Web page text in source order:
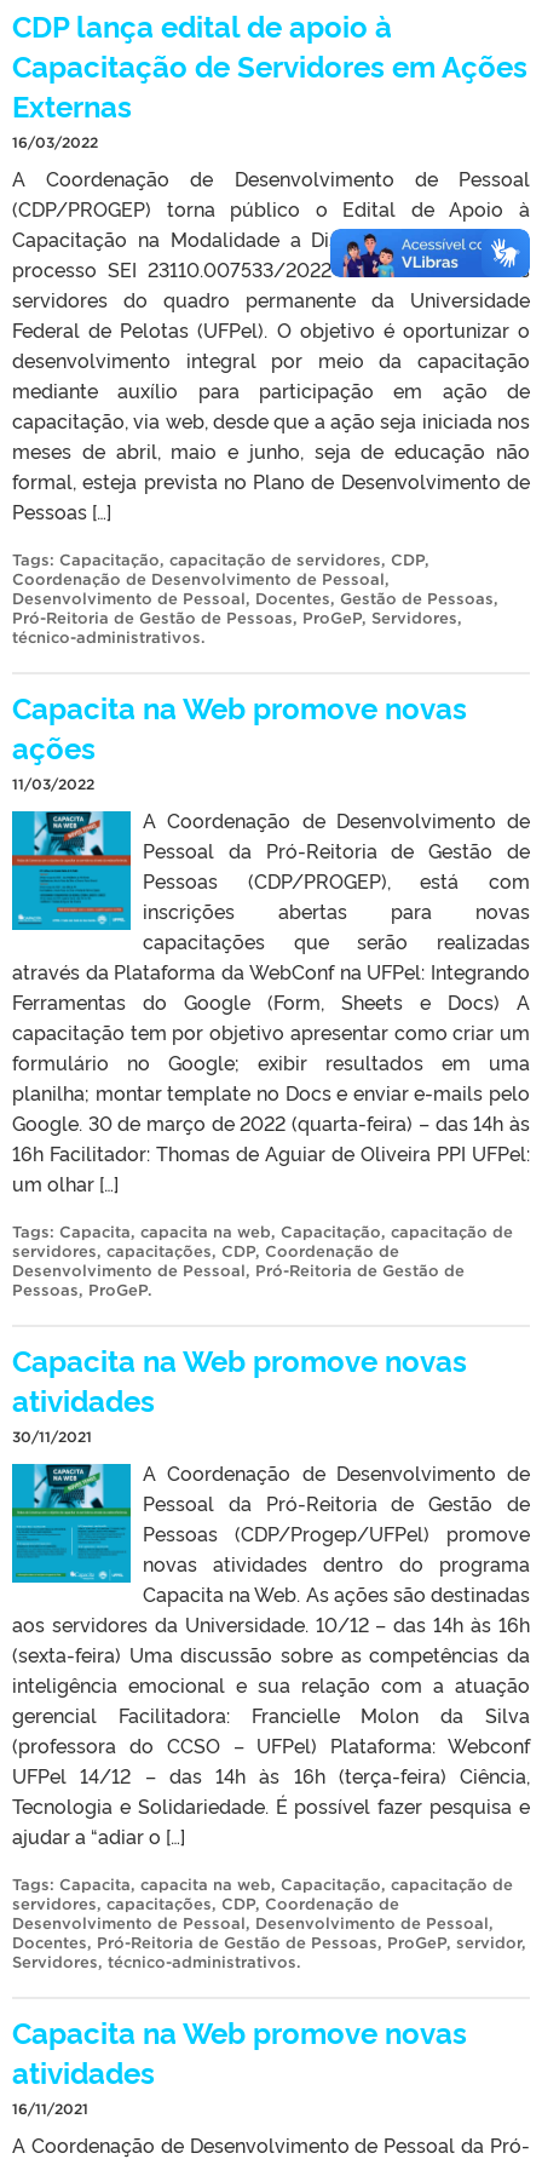
CDP lança edital de apoio à
Capacitação de Servidores em Ações
Externas
16/03/2022
A Coordenação de Desenvolvimento de Pessoal
(CDP/PROGEP) torna público o Edital de Apoio à
Capacitação na Modalidade a Distância – através do
processo SEI 23110.007533/2022-94 – destinado aos
servidores do quadro permanente da Universidade
Federal de Pelotas (UFPel). O objetivo é oportunizar o
desenvolvimento integral por meio da capacitação
mediante auxílio para participação em ação de
capacitação, via web, desde que a ação seja iniciada nos
meses de abril, maio e junho, seja de educação não
formal, esteja prevista no Plano de Desenvolvimento de
Pessoas […]
Tags: Capacitação, capacitação de servidores, CDP,
Coordenação de Desenvolvimento de Pessoal,
Desenvolvimento de Pessoal, Docentes, Gestão de Pessoas,
Pró-Reitoria de Gestão de Pessoas, ProGeP, Servidores,
técnico-administrativos.
Capacita na Web promove novas
ações
11/03/2022
A Coordenação de Desenvolvimento de
Pessoal da Pró-Reitoria de Gestão de
Pessoas (CDP/PROGEP), está com
inscrições abertas para novas
capacitações que serão realizadas
através da Plataforma da WebConf na UFPel: Integrando
Ferramentas do Google (Form, Sheets e Docs) A
capacitação tem por objetivo apresentar como criar um
formulário no Google; exibir resultados em uma
planilha; montar template no Docs e enviar e-mails pelo
Google. 30 de março de 2022 (quarta-feira) – das 14h às
16h Facilitador: Thomas de Aguiar de Oliveira PPI UFPel:
um olhar […]
Tags: Capacita, capacita na web, Capacitação, capacitação de
servidores, capacitações, CDP, Coordenação de
Desenvolvimento de Pessoal, Pró-Reitoria de Gestão de
Pessoas, ProGeP.
Capacita na Web promove novas
atividades
30/11/2021
A Coordenação de Desenvolvimento de
Pessoal da Pró-Reitoria de Gestão de
Pessoas (CDP/Progep/UFPel) promove
novas atividades dentro do programa
Capacita na Web. As ações são destinadas
aos servidores da Universidade. 10/12 – das 14h às 16h
(sexta-feira) Uma discussão sobre as competências da
inteligência emocional e sua relação com a atuação
gerencial Facilitadora: Francielle Molon da Silva
(professora do CCSO – UFPel) Plataforma: Webconf
UFPel 14/12 – das 14h às 16h (terça-feira) Ciência,
Tecnologia e Solidariedade. É possível fazer pesquisa e
ajudar a “adiar o […]
Tags: Capacita, capacita na web, Capacitação, capacitação de
servidores, capacitações, CDP, Coordenação de
Desenvolvimento de Pessoal, Desenvolvimento de Pessoal,
Docentes, Pró-Reitoria de Gestão de Pessoas, ProGeP, servidor,
Servidores, técnico-administrativos.
Capacita na Web promove novas
atividades
16/11/2021
A Coordenação de Desenvolvimento de Pessoal da Pró-